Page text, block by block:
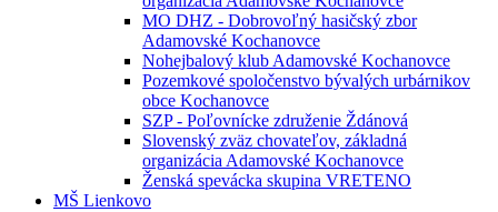
MO DHZ - Dobrovoľný hasičský zbor
Adamovské Kochanovce
Nohejbalový klub Adamovské Kochanovce
Pozemkové spoločenstvo bývalých urbárnikov
obce Kochanovce
SZP - Poľovnícke združenie Ždánová
Slovenský zväz chovateľov, základná
organizácia Adamovské Kochanovce
Ženská spevácka skupina VRETENO
MŠ Lienkovo